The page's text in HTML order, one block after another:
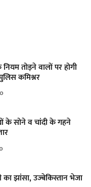
नियम तोड़ने वालों पर होगी
कमिश्नर
के सोने व चांदी के गहने
का झांसा, उज्बेकिस्तान भेजा